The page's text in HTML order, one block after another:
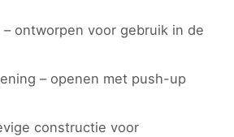
– ontworpen voor gebruik in de
– openen met push-up
constructie voor